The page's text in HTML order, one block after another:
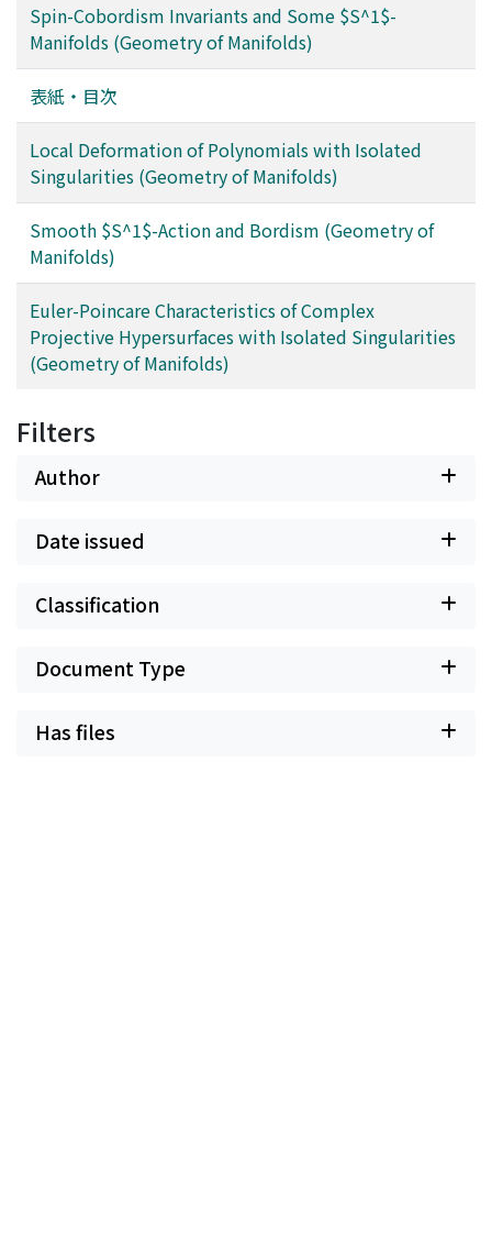
Spin-Cobordism Invariants and Some $S^1$-
Manifolds (Geometry of Manifolds)
表紙・目次
Local Deformation of Polynomials with Isolated
Singularities (Geometry of Manifolds)
Smooth $S^1$-Action and Bordism (Geometry of
Manifolds)
Euler-Poincare Characteristics of Complex
Projective Hypersurfaces with Isolated Singularities
(Geometry of Manifolds)
Filters
Author
Date issued
Classification
Document Type
Has files